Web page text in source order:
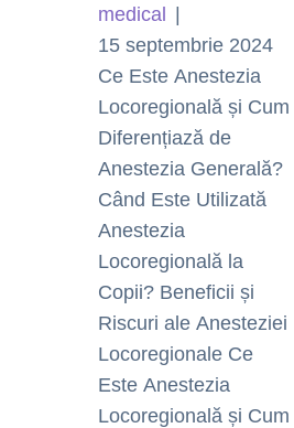
medical |
15 septembrie 2024
Ce Este Anestezia
Locoregională și Cum
Diferențiază de
Anestezia Generală?
Când Este Utilizată
Anestezia
Locoregională la
Copii? Beneficii și
Riscuri ale Anesteziei
Locoregionale Ce
Este Anestezia
Locoregională și Cum